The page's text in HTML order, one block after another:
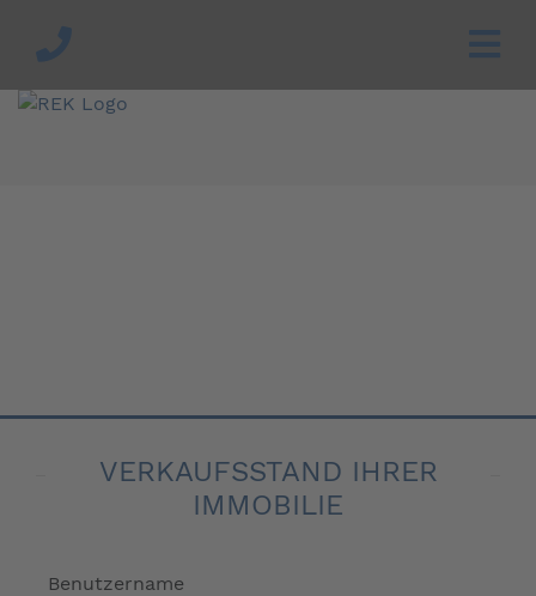
VERKAUFSSTAND IHRER
IMMOBILIE
Benutzername